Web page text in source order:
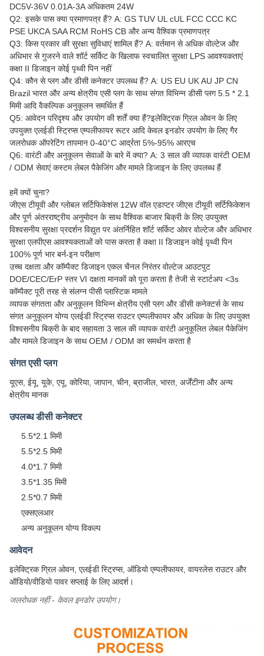
DC5V-36V 0.01A-3A अधिकतम 24W
Q2: इसके पास क्या प्रमाणपत्र हैं? A: GS TUV UL cUL FCC CCC KC
PSE UKCA SAA RCM RoHS CB और अन्य वैश्विक प्रमाणपत्र
Q3: किस प्रकार की सुरक्षा सुविधाएं शामिल हैं? A: वर्तमान से अधिक वोल्टेज और
अधिभार से गुजरने वाले शॉर्ट सर्किट के खिलाफ स्वचालित सुरक्षा LPS आवश्यकताएं
कक्षा II डिजाइन कोई पृथ्वी पिन नहीं
Q4: कौन से प्लग और डीसी कनेक्टर उपलब्ध हैं? A: US EU UK AU JP CN
Brazil भारत और अन्य क्षेत्रीय एसी प्लग के साथ संगत विभिन्न डीसी प्लग 5.5 * 2.1
मिमी आदि वैकल्पिक अनुकूलन समर्थित हैं
Q5: आवेदन परिदृश्य और उपयोग की शर्तें क्या हैं?इलेक्ट्रिक ग्रिल ओवन के लिए
उपयुक्त एलईडी स्ट्रिप्स एम्पलीफायर रूटर आदि केवल इनडोर उपयोग के लिए गैर
जलरोधक ऑपरेटिंग तापमान 0-40°C आर्द्रता 5%-95% आरएच
Q6: वारंटी और अनुकूलन सेवाओं के बारे में क्या? A: 3 साल की व्यापक वारंटी OEM
/ ODM सेवाएं कस्टम लेबल पैकेजिंग और मामले डिजाइन के लिए उपलब्ध हैं
हमें क्यों चुना?
जीएस टीयूवी और ग्लोबल सर्टिफिकेशंस 12W वॉल एडाप्टर जीएस टीयूवी सर्टिफिकेशन
और पूर्ण अंतरराष्ट्रीय अनुमोदन के साथ वैश्विक बाजार बिक्री के लिए उपयुक्त
विश्वसनीय सुरक्षा प्रदर्शन विद्युत पर अंतर्निहित शॉर्ट सर्किट ओवर वोल्टेज और अधिभार
सुरक्षा एलपीएस आवश्यकताओं को पास करता है कक्षा II डिजाइन कोई पृथ्वी पिन
100% पूर्ण भार बर्न-इन परीक्षण
उच्च दक्षता और कॉम्पैक्ट डिजाइन एकल चैनल निरंतर वोल्टेज आउटपुट
DOE/CEC/ErP स्तर VI दक्षता मानकों को पूरा करता है तेजी से स्टार्टअप <3s
कॉम्पैक्ट पूरी तरह से संलग्न पीसी प्लास्टिक मामले
व्यापक संगतता और अनुकूलन विभिन्न क्षेत्रीय एसी प्लग और डीसी कनेक्टर्स के साथ
संगत अनुकूलन योग्य एलईडी स्ट्रिप्स राउटर एम्पलीफायर और अधिक के लिए उपयुक्त
विश्वसनीय बिक्री के बाद सहायता 3 साल की व्यापक वारंटी अनुकूलित लेबल पैकेजिंग
और मामले डिजाइन के साथ OEM / ODM का समर्थन करता है
संगत एसी प्लग
यूएस, ईयू, यूके, एयू, कोरिया, जापान, चीन, ब्राजील, भारत, अर्जेंटीना और अन्य
क्षेत्रीय मानक
उपलब्ध डीसी कनेक्टर
5.5*2.1 मिमी
5.5*2.5 मिमी
4.0*1.7 मिमी
3.5*1.35 मिमी
2.5*0.7 मिमी
एक्सएलआर
अन्य अनुकूलन योग्य विकल्प
आवेदन
इलेक्ट्रिक ग्रिल ओवन, एलईडी स्ट्रिप्स, ऑडियो एम्पलीफायर, वायरलेस राउटर और
ऑडियो/वीडियो पावर सप्लाई के लिए आदर्श।
जलरोधक नहीं - केवल इनडोर उपयोग।